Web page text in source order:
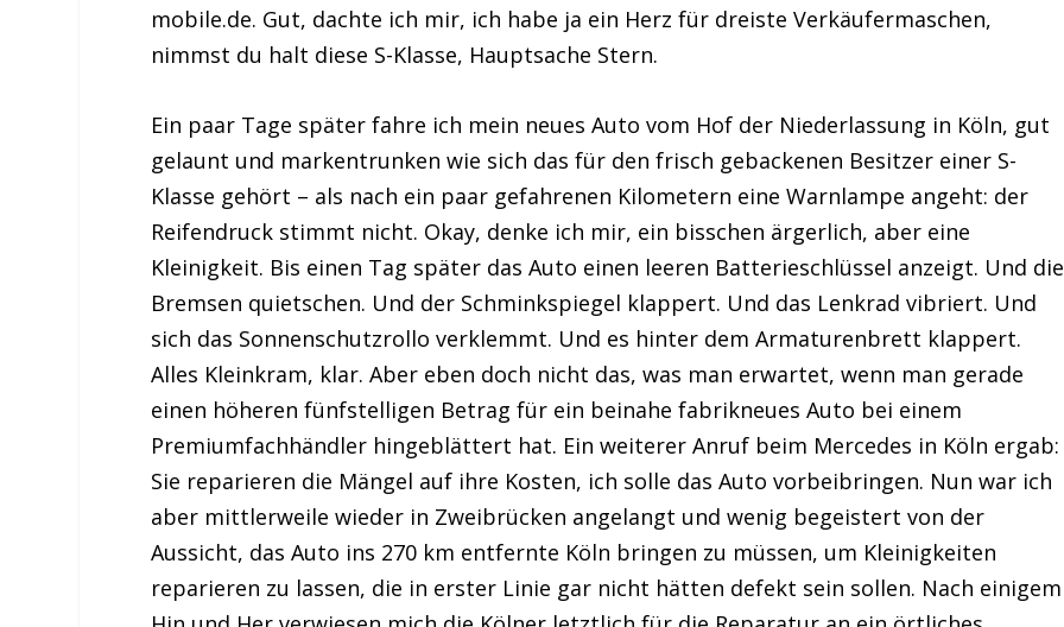
mobile.de. Gut, dachte ich mir, ich habe ja ein Herz für dreiste Verkäufermaschen,
nimmst du halt diese S-Klasse, Hauptsache Stern.
Ein paar Tage später fahre ich mein neues Auto vom Hof der Niederlassung in Köln, gut
gelaunt und markentrunken wie sich das für den frisch gebackenen Besitzer einer S-
Klasse gehört – als nach ein paar gefahrenen Kilometern eine Warnlampe angeht: der
Reifendruck stimmt nicht. Okay, denke ich mir, ein bisschen ärgerlich, aber eine
Kleinigkeit. Bis einen Tag später das Auto einen leeren Batterieschlüssel anzeigt. Und die
Bremsen quietschen. Und der Schminkspiegel klappert. Und das Lenkrad vibriert. Und
sich das Sonnenschutzrollo verklemmt. Und es hinter dem Armaturenbrett klappert.
Alles Kleinkram, klar. Aber eben doch nicht das, was man erwartet, wenn man gerade
einen höheren fünfstelligen Betrag für ein beinahe fabrikneues Auto bei einem
Premiumfachhändler hingeblättert hat. Ein weiterer Anruf beim Mercedes in Köln ergab:
Sie reparieren die Mängel auf ihre Kosten, ich solle das Auto vorbeibringen. Nun war ich
aber mittlerweile wieder in Zweibrücken angelangt und wenig begeistert von der
Aussicht, das Auto ins 270 km entfernte Köln bringen zu müssen, um Kleinigkeiten
reparieren zu lassen, die in erster Linie gar nicht hätten defekt sein sollen. Nach einigem